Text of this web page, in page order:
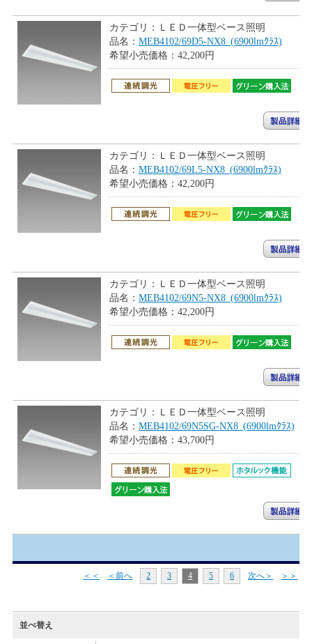
カテゴリ：
ＬＥＤ一体型ベース照明
品名： MEB4102/69D5-NX8_(6900lmｸﾗｽ)
希望小売価格： 42,200円
カテゴリ：
ＬＥＤ一体型ベース照明
品名： MEB4102/69L5-NX8_(6900lmｸﾗｽ)
希望小売価格： 42,200円
カテゴリ：
ＬＥＤ一体型ベース照明
品名： MEB4102/69N5-NX8_(6900lmｸﾗｽ)
希望小売価格： 42,200円
カテゴリ：
ＬＥＤ一体型ベース照明
品名： MEB4102/69N5SG-NX8_(6900lmｸﾗｽ)
希望小売価格： 43,700円
＜＜ ＜前へ 2 3 4 5 6 次へ＞ ＞＞
並べ替え